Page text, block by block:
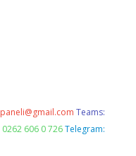
Teams:
606 0 726 Telegram: